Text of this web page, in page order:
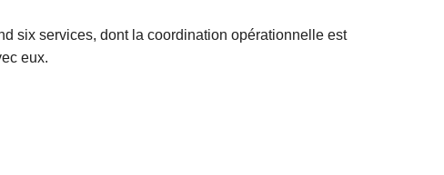
six services, dont la coordination opérationnelle est
eux.